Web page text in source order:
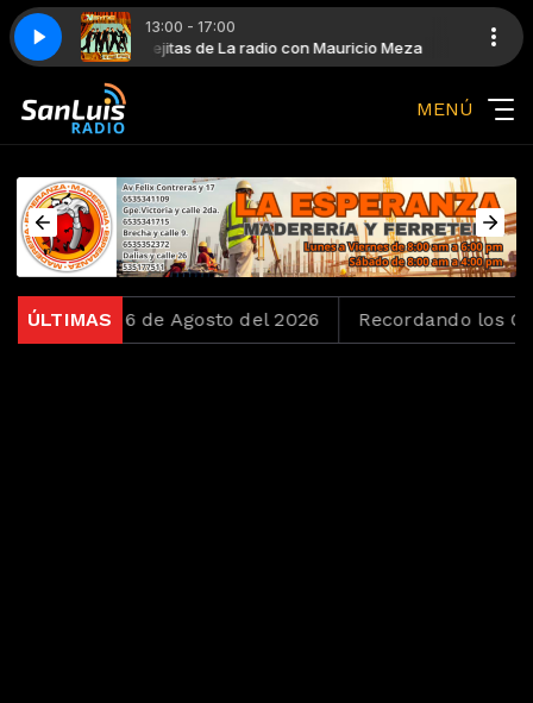
13:00 - 17:00
Meza Viejitas de La radio con Mauricio Meza
NSYNC - Bye Bye Bye
MENÚ
ÚLTIMAS
del 6 de Agosto del 2026 Recordando los